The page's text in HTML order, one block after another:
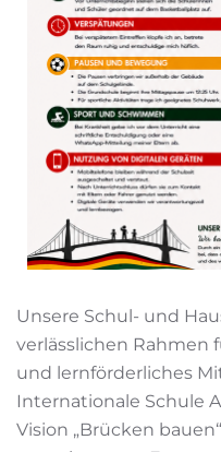
Unsere Schul- und
verlässlichen Rahmen
und lernförderliches
Internationale Schule
Vision „Brücken